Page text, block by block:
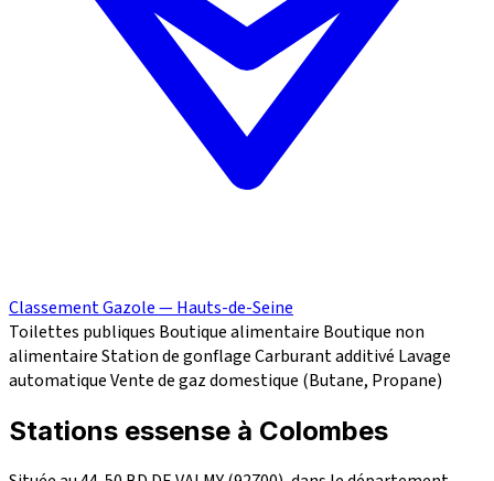
Classement Gazole — Hauts-de-Seine
Toilettes publiques Boutique alimentaire Boutique non
alimentaireStation de gonflageCarburant additivé Lavage
automatiqueVente de gaz domestique (Butane, Propane)
Stations essense à Colombes